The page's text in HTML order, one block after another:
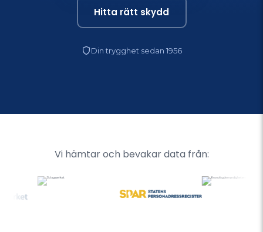
Hitta rätt skydd
Din trygghet sedan 1956
Vi hämtar och bevakar data från: